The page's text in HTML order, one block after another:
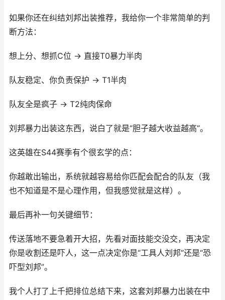
如果你还在纠结刘邦出装推荐，我给你一个非常简单的判
断方法：
想上分、想抓C位 → 直接T0暴力半肉
队友稳定、你负责保护 → T1半肉
队友全是疯子 → T2纯肉保命
刘邦暴力出装这东西，说白了就是“胆子越大收益越高”。
这英雄在S44赛季有个很玄学的点：
你越敢出输出，系统就越容易给你匹配会配合的队友（我
也不知道是不是心理作用，但我感觉就是这样）。
最后再补一句关键细节：
传送落地不要急着开大招，先看对面技能交没交，再决定
你是收割还是吓人，这一点决定你是“工具人刘邦”还是“恐
吓型刘邦”。
我个人打了上千把排位总结下来，这套刘邦暴力出装在中